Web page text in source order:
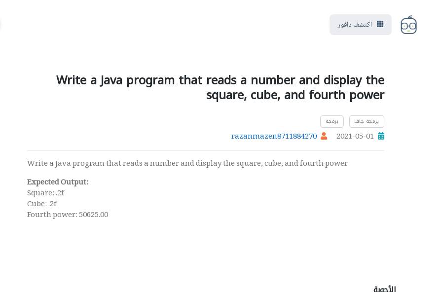
اكتشف دافور
Write a Java program that reads a number and display the
square, cube, and fourth power
برمجة جافا برمجة
2021-05-01
razanmazen8711884270
Write a Java program that reads a number and display the square, cube, and fourth power
Expected Output:
Square: .2f
Cube: .2f
Fourth power: 50625.00